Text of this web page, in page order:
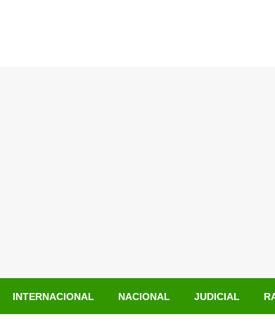
INTERNACIONAL NACIONAL JUDICIAL